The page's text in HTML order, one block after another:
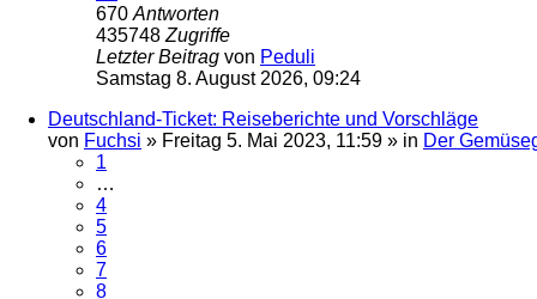
670 Antworten
435748 Zugriffe
Letzter Beitrag von Peduli
Samstag 8. August 2026, 09:24
Deutschland-Ticket: Reiseberichte und Vorschläge
von Fuchsi » Freitag 5. Mai 2023, 11:59 » in Der
1
…
4
5
6
7
8